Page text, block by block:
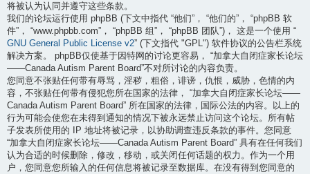
将被认为认同并遵守这些条款。
我们的论坛运行使用 phpBB (下文中指代 “他们”， “他们的”， “phpBB 软
件”， “www.phpbb.com”， “phpBB 组”， “phpBB 团队”)， 这是一个使用 “
GNU General Public License v2” (下文指代 "GPL") 软件协议的公告栏系统
解决方案。 phpBB仅使基于因特网的讨论更容易， “加拿大自闭症家长论坛
——Canada Autism Parent Board”不对所讨论的内容负责。
您同意不张贴任何带有辱骂，淫秽，粗俗，诽谤，仇恨，威胁，色情的内
容，不张贴任何带有侵犯您所在国家的法律， “加拿大自闭症家长论坛——
Canada Autism Parent Board” 所在国家的法律，国际公法的内容。以上的
行为可能会使您在未得到通知的情况下被永远禁止访问这个论坛。所有帖
子发表所使用的 IP 地址将被记录，以协助调查违反条款的事件。您同意
“加拿大自闭症家长论坛——Canada Autism Parent Board” 具有在任何我们
认为合适的时候删除，修改，移动，或关闭任何话题的权力。作为一个用
户，您同意您所输入的任何信息将被记录至数据库。在没有得到您同意的